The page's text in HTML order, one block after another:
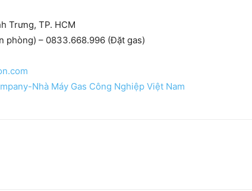
Trưng, TP. HCM
phòng) – 0833.668.996 (Đặt gas)
Nhà Máy Gas Công Nghiệp Việt Nam